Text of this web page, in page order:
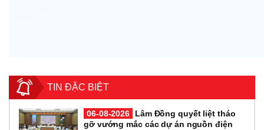
TIN ĐẶC BIỆT
06-08-2026
Lâm Đồng quyết liệt tháo
gỡ vướng mắc các dự án nguồn điện